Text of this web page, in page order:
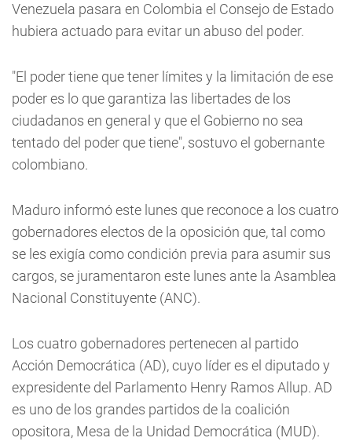
Venezuela pasara en Colombia el Consejo de Estado
hubiera actuado para evitar un abuso del poder.
"El poder tiene que tener límites y la limitación de ese
poder es lo que garantiza las libertades de los
ciudadanos en general y que el Gobierno no sea
tentado del poder que tiene", sostuvo el gobernante
colombiano.
Maduro informó este lunes que reconoce a los cuatro
gobernadores electos de la oposición que, tal como
se les exigía como condición previa para asumir sus
cargos, se juramentaron este lunes ante la Asamblea
Nacional Constituyente (ANC).
Los cuatro gobernadores pertenecen al partido
Acción Democrática (AD), cuyo líder es el diputado y
expresidente del Parlamento Henry Ramos Allup. AD
es uno de los grandes partidos de la coalición
opositora, Mesa de la Unidad Democrática (MUD).